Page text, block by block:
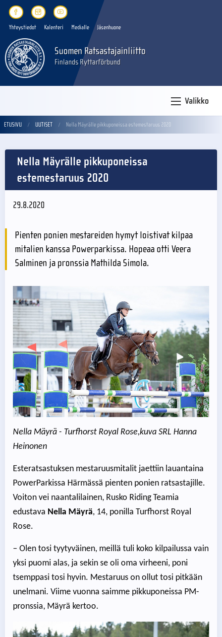
Yhteystiedot Kalenteri Medialle Jäsenhuone
Suomen Ratsastajainliitto
Finlands Ryttarförbund
Valikko
ETUSIVU UUTISET Nella Mäyrälle pikkuponeissa estemestaruus 2020
Nella Mäyrälle pikkuponeissa
estemestaruus 2020
29.8.2020
Pienten ponien mestareiden hymyt loistivat kilpaa
mitalien kanssa Powerparkissa. Hopeaa otti Veera
Salminen ja pronssia Mathilda Simola.
Nella Mäyrä - Turfhorst Royal Rose,kuva SRL Hanna
Heinonen
Esteratsastuksen mestaruusmitalit jaettiin lauantaina
PowerParkissa Härmässä pienten ponien ratsastajille.
Voiton vei naantalilainen, Rusko Riding Teamia
edustava Nella Mäyrä, 14, ponilla Turfhorst Royal
Rose.
– Olen tosi tyytyväinen, meillä tuli koko kilpailussa vain
yksi puomi alas, ja sekin se oli oma virheeni, poni
tsemppasi tosi hyvin. Mestaruus on ollut tosi pitkään
unelmani. Viime vuonna saimme pikkuponeissa PM-
pronssia, Mäyrä kertoo.